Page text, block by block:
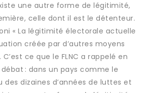
une autre forme de légitimité,
celle dont il est le détenteur.
« La légitimité électorale actuelle
créée par d’autres moyens
ce que le FLNC a rappelé en
: dans un pays comme le
dizaines d’années de luttes et